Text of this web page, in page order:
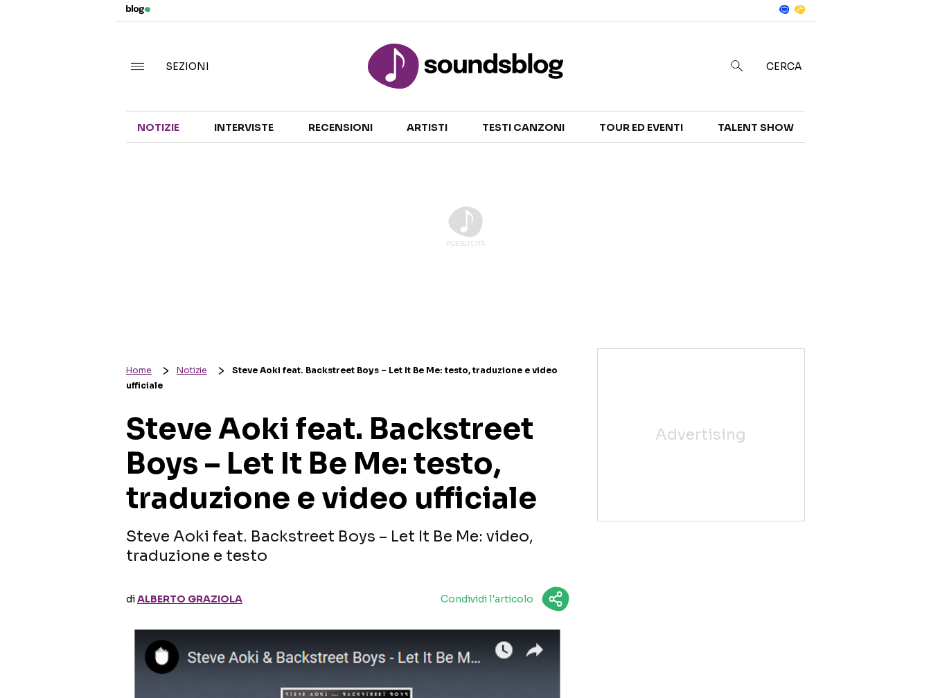
TALENT SHOW
SEZIONI CERCA
NOTIZIE INTERVISTE RECENSIONI ARTISTI TESTI CANZONI TOUR ED EVENTI TALENT SHOW
Home Notizie
Steve Aoki feat. Backstreet Boys – Let It Be Me: testo, traduzione e video
ufficiale
Steve Aoki feat. Backstreet
Boys – Let It Be Me: testo,
traduzione e video ufficiale
Steve Aoki feat. Backstreet Boys – Let It Be Me: video,
traduzione e testo
diALBERTO GRAZIOLA Condividi l'articolo